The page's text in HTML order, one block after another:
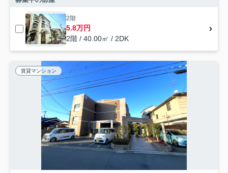
2階
5.8万円
2階 / 40.00㎡ / 2DK
賃貸マンション